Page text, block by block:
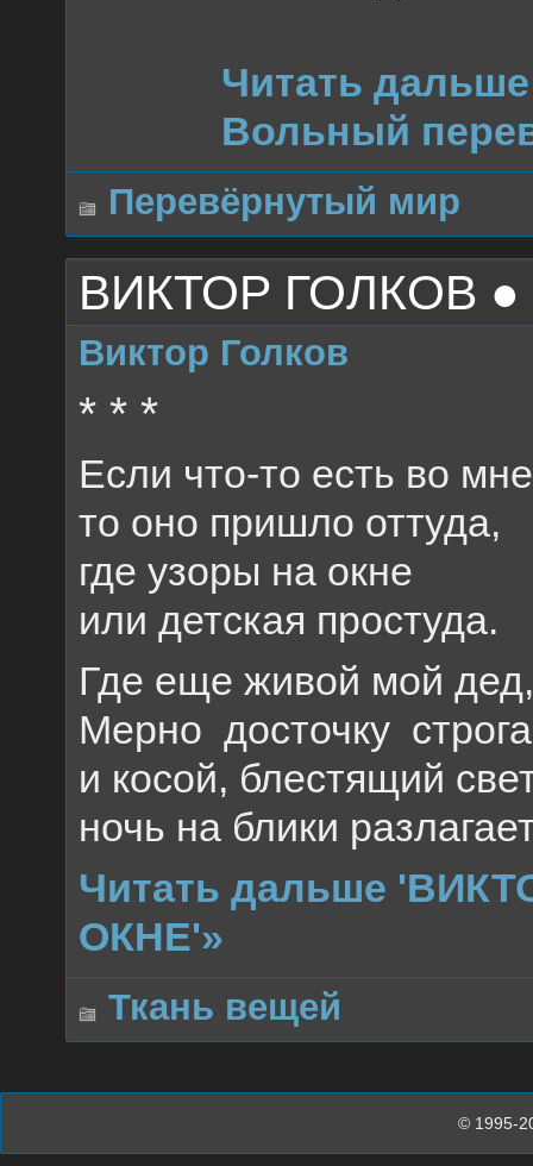
Читать
Вольный
Перевёрнутый мир
ВИКТОР ГОЛКОВ
Виктор Голков
* * *
Если что-то есть во
то оно пришло оттуда,
где узоры на окне
или детская простуда.
Где еще живой мой дед,
Мерно досточку
и косой, блестящий
ночь на блики
Читать дальше
ОКНЕ'»
Ткань вещей
© 1995-